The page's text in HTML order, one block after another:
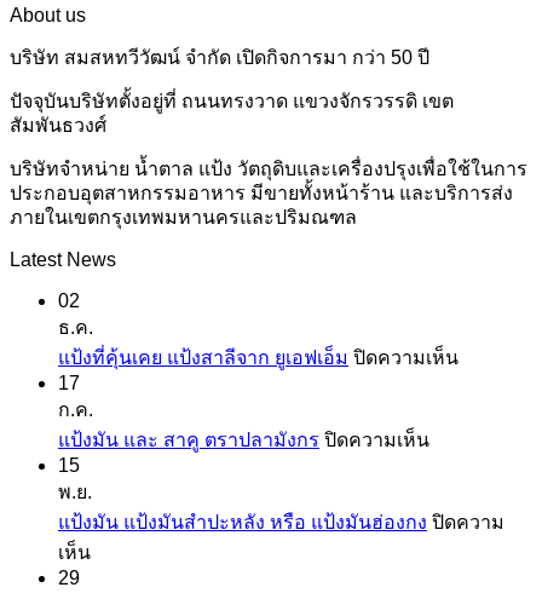
About us
บริษัท สมสหทวีวัฒน์ จำกัด เปิดกิจการมา กว่า 50 ปี
ปัจจุบันบริษัทตั้งอยู่ที่ ถนนทรงวาด แขวงจักรวรรดิ เขต
สัมพันธวงศ์
บริษัทจำหน่าย น้ำตาล แป้ง วัตถุดิบและเครื่องปรุงเพื่อใช้ในการ
ประกอบอุตสาหกรรมอาหาร มีขายทั้งหน้าร้าน และบริการส่ง
ภายในเขตกรุงเทพมหานครและปริมณฑล
Latest News
02
ธ.ค.
แป้งที่คุ้นเคย แป้งสาลีจาก ยูเอฟเอ็ม ปิดความเห็นบน
17
ก.ค.
แป้งมัน และ สาคู ตราปลามังกร ปิดความเห็นบน
และ
15
พ.ย.
แป้งมัน แป้งมันสำปะหลัง หรือ แป้งมันฮ่องกง ปิดความ
เห็นบน
29